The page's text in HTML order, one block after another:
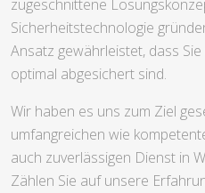
zugeschnittene
Sicherheitstechnologie
Ansatz gewährleistet, dass
optimal abgesichert sind.
Wir haben es uns zum Ziel
umfangreichen wie
auch zuverlässigen Dienst in
Zählen Sie auf unsere